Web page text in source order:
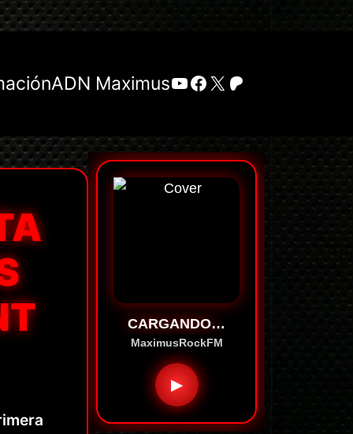
ADN MaximusYouTube
Facebook
X Patreon
CARGANDO…
MaximusRockFM
▶